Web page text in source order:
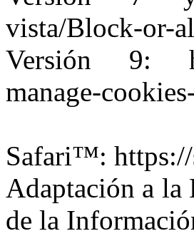
vista/Block-or-
Versión 9:
manage-
Safari™: https://
Adaptación a la
de la